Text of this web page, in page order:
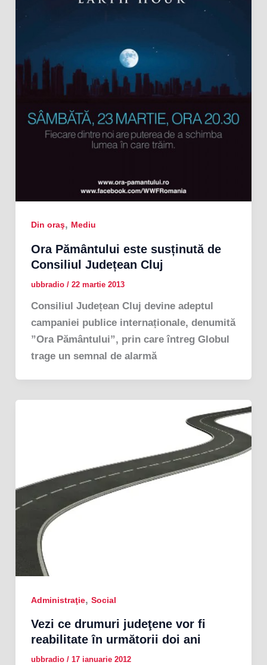
Din oraş, Mediu
Ora Pământului este susținută de
Consiliul Județean Cluj
ubbradio / 22 martie 2013
Consiliul Județean Cluj devine adeptul
campaniei publice internaționale, denumită
”Ora Pământului”, prin care întreg Globul
trage un semnal de alarmă
Administraţie, Social
Vezi ce drumuri judeţene vor fi
reabilitate în următorii doi ani
ubbradio / 17 ianuarie 2012